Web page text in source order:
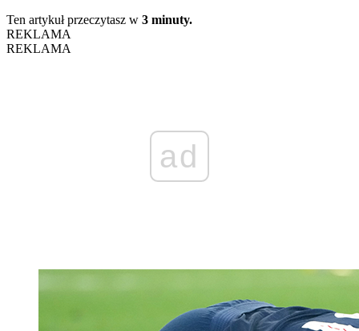
Ten artykuł przeczytasz w 3 minuty.
REKLAMA
REKLAMA
ad